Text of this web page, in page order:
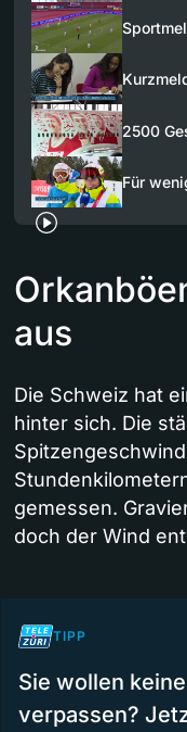
2500
Für
aus
Die Schweiz hat
hinter sich. Die
gemessen.
doch der Wind
TIPP
Sie wollen
verpassen?